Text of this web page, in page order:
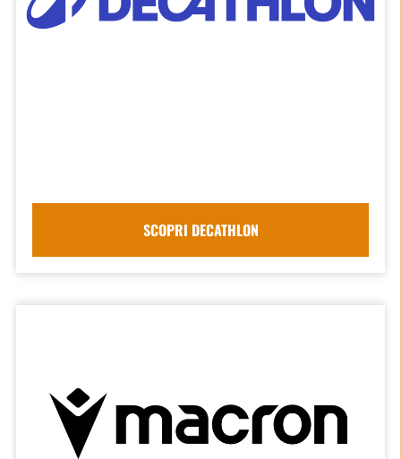
SCOPRI DECATHLON